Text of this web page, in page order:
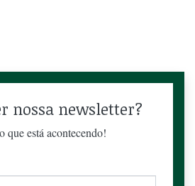
nossa newsletter?
que está acontecendo!